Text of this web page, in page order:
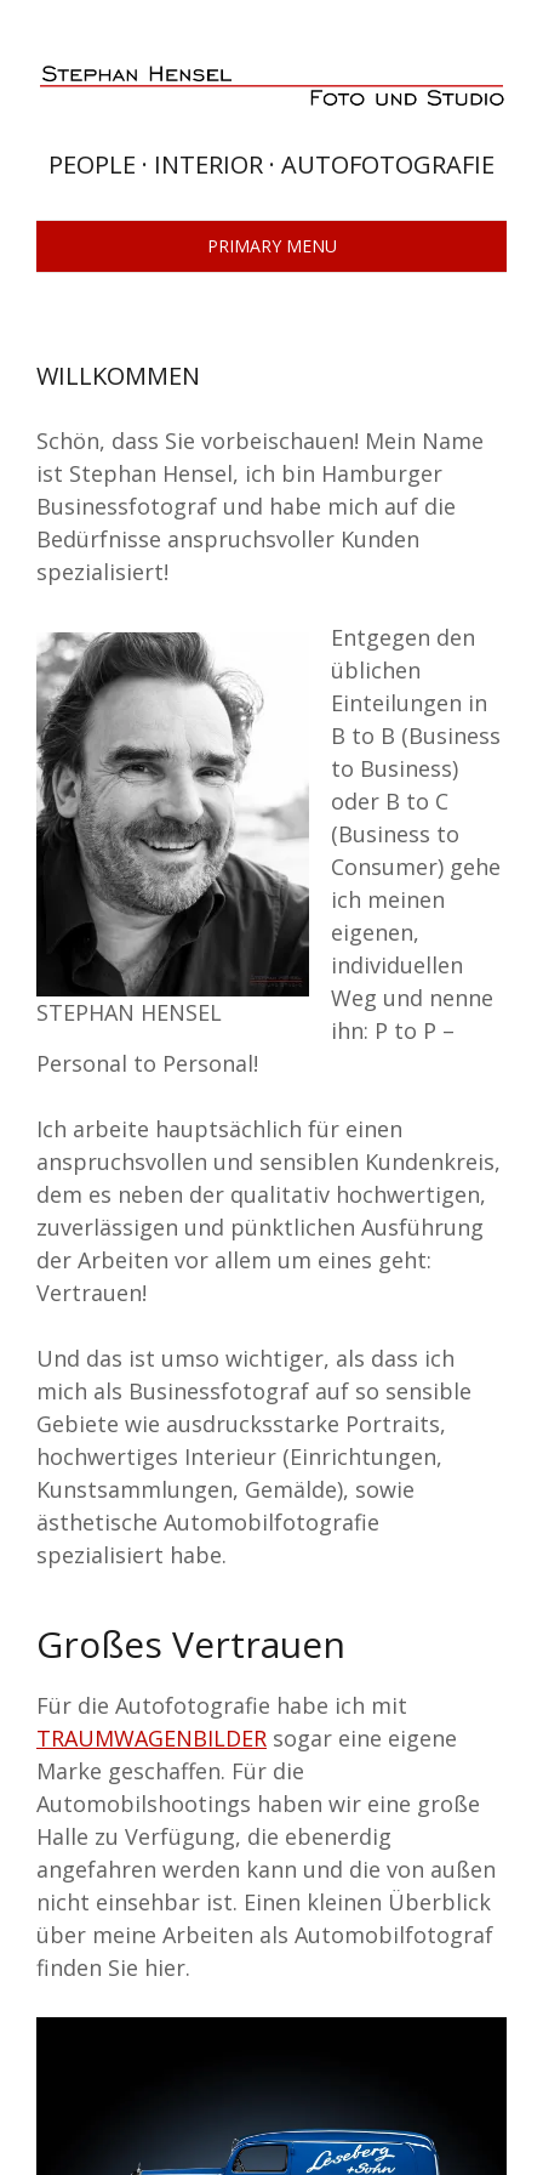
content
PEOPLE · INTERIOR · AUTOFOTOGRAFIE
PRIMARY MENU
WILLKOMMEN
Schön, dass Sie vorbeischauen! Mein Name
ist Stephan Hensel, ich bin Hamburger
Businessfotograf und habe mich auf die
Bedürfnisse anspruchsvoller Kunden
spezialisiert!
STEPHAN HENSEL
Entgegen den
üblichen
Einteilungen in
B to B (Business
to Business)
oder B to C
(Business to
Consumer) gehe
ich meinen
eigenen,
individuellen
Weg und nenne
ihn: P to P –
Personal to Personal!
Ich arbeite hauptsächlich für einen
anspruchsvollen und sensiblen Kundenkreis,
dem es neben der qualitativ hochwertigen,
zuverlässigen und pünktlichen Ausführung
der Arbeiten vor allem um eines geht:
Vertrauen!
Und das ist umso wichtiger, als dass ich
mich als Businessfotograf auf so sensible
Gebiete wie ausdrucksstarke Portraits,
hochwertiges Interieur (Einrichtungen,
Kunstsammlungen, Gemälde), sowie
ästhetische Automobilfotografie
spezialisiert habe.
Großes Vertrauen
Für die Autofotografie habe ich mit
TRAUMWAGENBILDER sogar eine eigene
Marke geschaffen. Für die
Automobilshootings haben wir eine große
Halle zu Verfügung, die ebenerdig
angefahren werden kann und die von außen
nicht einsehbar ist. Einen kleinen Überblick
über meine Arbeiten als Automobilfotograf
finden Sie hier.